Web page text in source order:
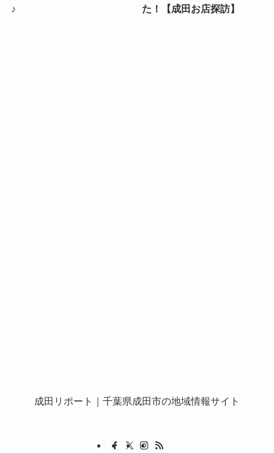
♪
た！【成田お店探訪】
成田リポート ｜千葉県成田市の地域情報サイト